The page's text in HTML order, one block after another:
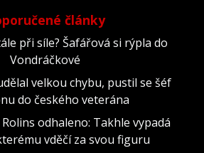
články
při síle? Šafářová si rýpla do
Vondráčkové
velkou chybu, pustil se šéf
do českého veterána
odhaleno: Takhle vypadá
vděčí za svou figuru